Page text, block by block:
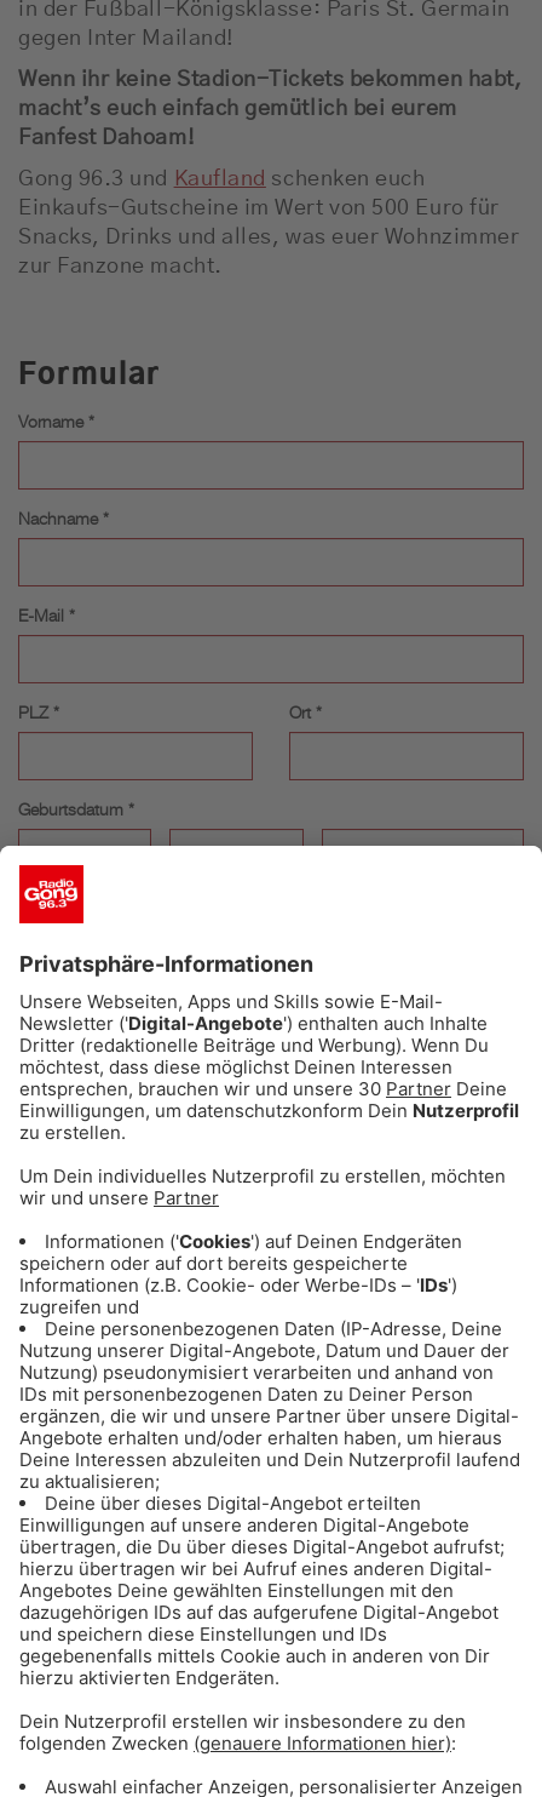
in der Fußball-Königsklasse: Paris St. Germain
gegen Inter Mailand!
Wenn ihr keine Stadion-Tickets bekommen habt,
macht’s euch einfach gemütlich bei eurem
Fanfest Dahoam!
Gong 96.3 und
Kaufland schenken euch
Einkaufs-Gutscheine im Wert von 500 Euro für
Snacks, Drinks und alles, was euer Wohnzimmer
zur Fanzone macht.
Formular
Vorname *
Nachname *
E-Mail *
PLZ * Ort *
Geburtsdatum *
Deine Telefonnummer: *
Ich will den 500 Euro Kaufland Gutschein, weil: *
ABSENDEN
Teilnahmebedingungen
Anzeige
Das Gong 96.3 Fanfest Dahoam
Präsentiert von Kaufland. Hier bin ich richtig.
14.05.2025